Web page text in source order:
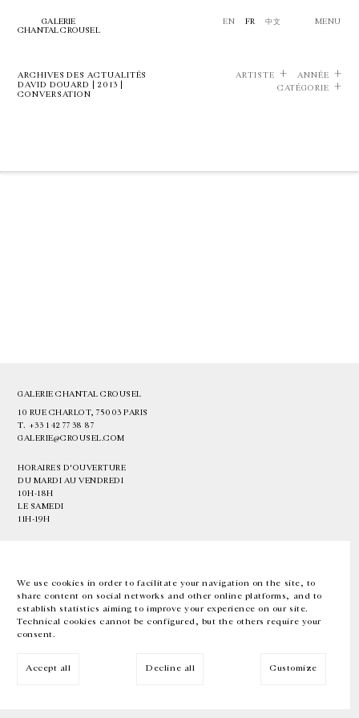
We use cookies in order to facilitate your navigation on the site, to
share content on social networks and other online platforms, and to
establish statistics aiming to improve your experience on our site.
Technical cookies cannot be configured, but the others require your
consent.
Accept all Decline all Customize
GALERIE
CHANTAL CROUSEL
EN FR 中文 MENU
ARCHIVES DES ACTUALITÉS
DAVID DOUARD | 2013 |
CONVERSATION
ARTISTE
ANNÉE
CATÉGORIE
GALERIE CHANTAL CROUSEL
10 RUE CHARLOT, 75003 PARIS
T. +33 1 42 77 38 87
GALERIE@CROUSEL.COM
HORAIRES D'OUVERTURE
DU MARDI AU VENDREDI
10H-18H
LE SAMEDI
11H-19H
EN FR 中文 Facebook Instagram
Inscrivez-vous à notre newsletter